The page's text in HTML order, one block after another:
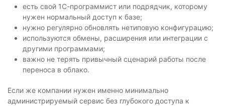
есть свой 1С-программист или подрядчик, которому
нужен нормальный доступ к базе;
нужно регулярно обновлять нетиповую конфигурацию;
используются обмены, расширения или интеграции с
другими программами;
важно не терять привычный сценарий работы после
переноса в облако.
Если же компании нужен именно минимально
администрируемый сервис без глубокого доступа к